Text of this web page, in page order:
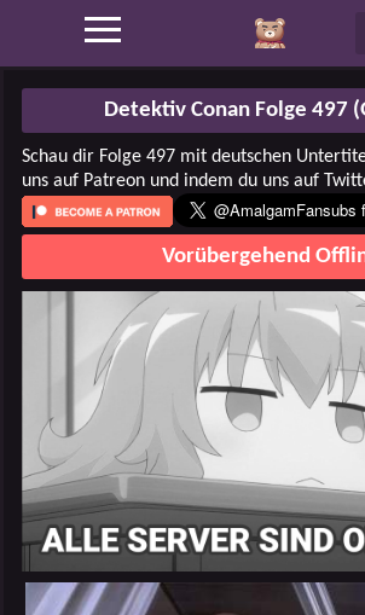
Detektiv Conan Folge 497
Schau dir Folge 497 mit deutschen
uns auf Patreon und indem du uns auf
Vorübergehend